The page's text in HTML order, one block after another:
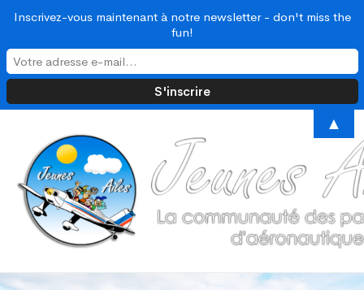
Inscrivez-vous maintenant à notre newsletter - don't miss the
fun!
▲